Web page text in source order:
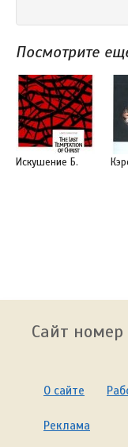
Посмотрите
Искушение Б.
Сайт номер
О сайте
Реклама